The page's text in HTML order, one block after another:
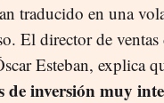
traducido en una
El director de
Esteban, explica
inversión muy